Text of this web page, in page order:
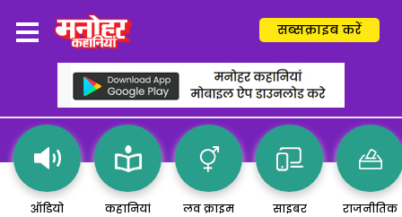
सब्सक्राइब करें
ऑडियो कहानियां लव क्राइम साइबर राजनीतिक